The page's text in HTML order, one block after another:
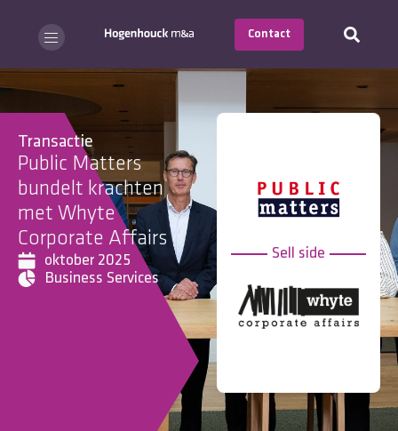
Contact
Transactie
Public Matters
bundelt krachten
met Whyte
Corporate Affairs
oktober 2025
Business Services
Sell side